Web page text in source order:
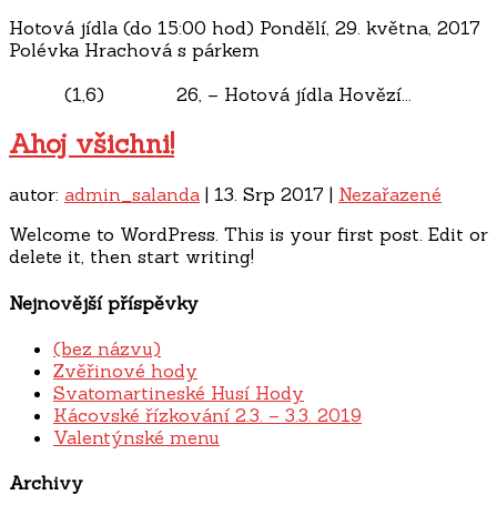
Hotová jídla (do 15:00 hod) Pondělí, 29. května, 2017
Polévka Hrachová s párkem
(1,6) 26, – Hotová jídla Hovězí...
Ahoj všichni!
autor: admin_salanda | 13. Srp 2017 | Nezařazené
Welcome to WordPress. This is your first post. Edit or
delete it, then start writing!
Nejnovější příspěvky
(bez názvu)
Zvěřinové hody
Svatomartineské Husí Hody
Kácovské řízkování 2.3. – 3.3. 2019
Valentýnské menu
Archivy